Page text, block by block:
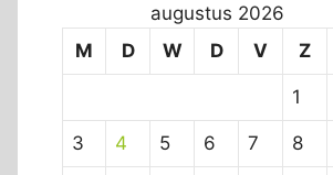
augustus 2026
M
D W D V Z
1
3 4 5 6 7 8